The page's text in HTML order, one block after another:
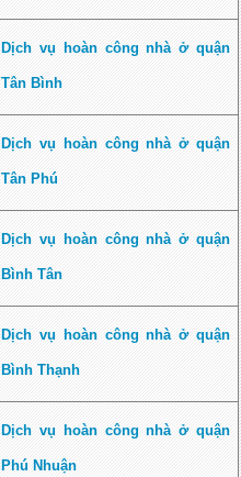
Dịch vụ hoàn công nhà ở quận
Tân Bình
Dịch vụ hoàn công nhà ở quận
Tân Phú
Dịch vụ hoàn công nhà ở quận
Bình Tân
Dịch vụ hoàn công nhà ở quận
Bình Thạnh
Dịch vụ hoàn công nhà ở quận
Phú Nhuận